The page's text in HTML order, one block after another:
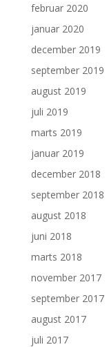
februar 2020
januar 2020
december 2019
september 2019
august 2019
juli 2019
marts 2019
januar 2019
december 2018
september 2018
august 2018
juni 2018
marts 2018
november 2017
september 2017
august 2017
juli 2017